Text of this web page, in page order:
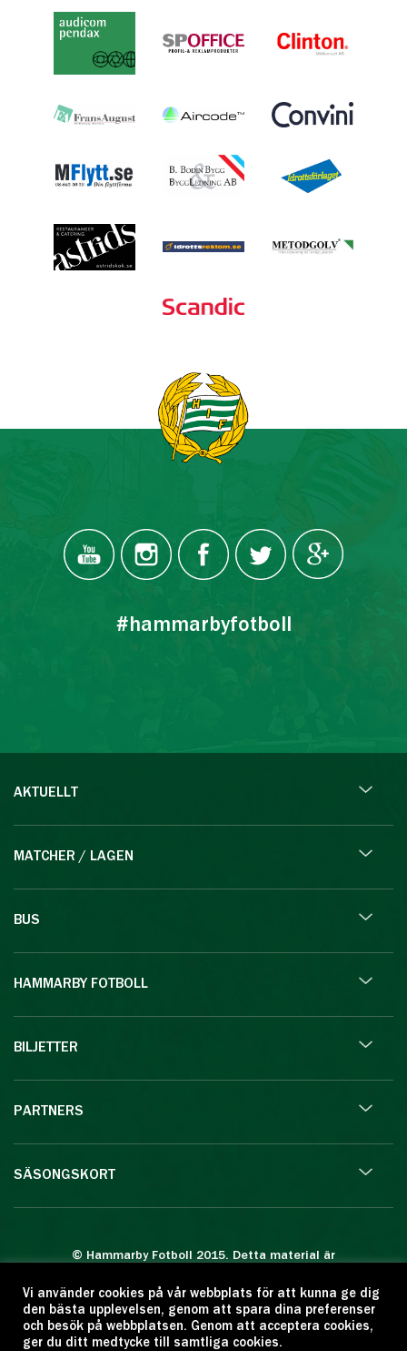
#hammarbyfotboll
AKTUELLT
MATCHER / LAGEN
BUS
HAMMARBY FOTBOLL
BILJETTER
PARTNERS
SÄSONGSKORT
© Hammarby Fotboll 2015. Detta material är
Eftertryck eller annan kopiering är förbjuden.
Citera oss gärna men ange källan:
www.hammarbyfotboll.se. Ansvarig utgivare:
Vi använder cookies på vår webbplats för att kunna ge dig
den bästa upplevelsen, genom att spara dina preferenser
och besök på webbplatsen. Genom att acceptera cookies,
ger du ditt medtycke till samtliga cookies.